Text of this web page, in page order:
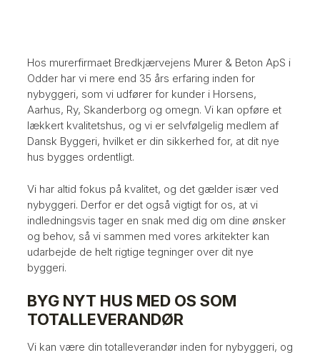
Hos murerfirmaet Bredkjærvej​ens Murer & Beton ApS i
Odder har vi mere end 35 års erfaring inden for
nybyggeri, som vi udfører for kunder i Horsens,
Aarhus, Ry, Skanderborg og omegn. Vi kan opføre et
lækkert kvalitetshus, og vi er selvfølgelig medlem af
Dansk Byggeri, hvilket er din sikkerhed for, at dit nye
hus bygges ordentligt.​
Vi har altid fokus på kvalitet, og det gælder især ved
nybyggeri. Derfor er det også vigtigt for os, at vi
indledningsvis tager en snak med dig om dine ønsker
og behov, så vi sammen med vores arkitekter kan
udarbejde de helt rigtige tegninger over dit nye
byggeri.​
BYG NYT HUS MED OS SOM
TOTALLEVERANDØR
Vi kan være din totalleverandør inden for nybyggeri, og